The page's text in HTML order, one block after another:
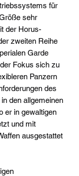
für
sehr
der Horus-
zweiten Reihe
Garde
Fokus sich zu
Panzern
des
den allgemeinen
er in gewaltigen
und mit
ausgestattet